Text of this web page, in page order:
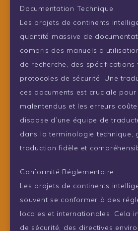
Documentation Technique
Les projets de continents
quantité massive de
compris des manuels
de recherche, des spécifications
protocoles de sécurité. Une
ces documents est cruciale pour
malentendus et les erreurs
dispose d’une équipe de
dans la terminologie technique,
traduction fidèle et
Conformité Réglementaire
Les projets de continents
souvent se conformer à des
locales et internationales. Cela
de sécurité, des directives